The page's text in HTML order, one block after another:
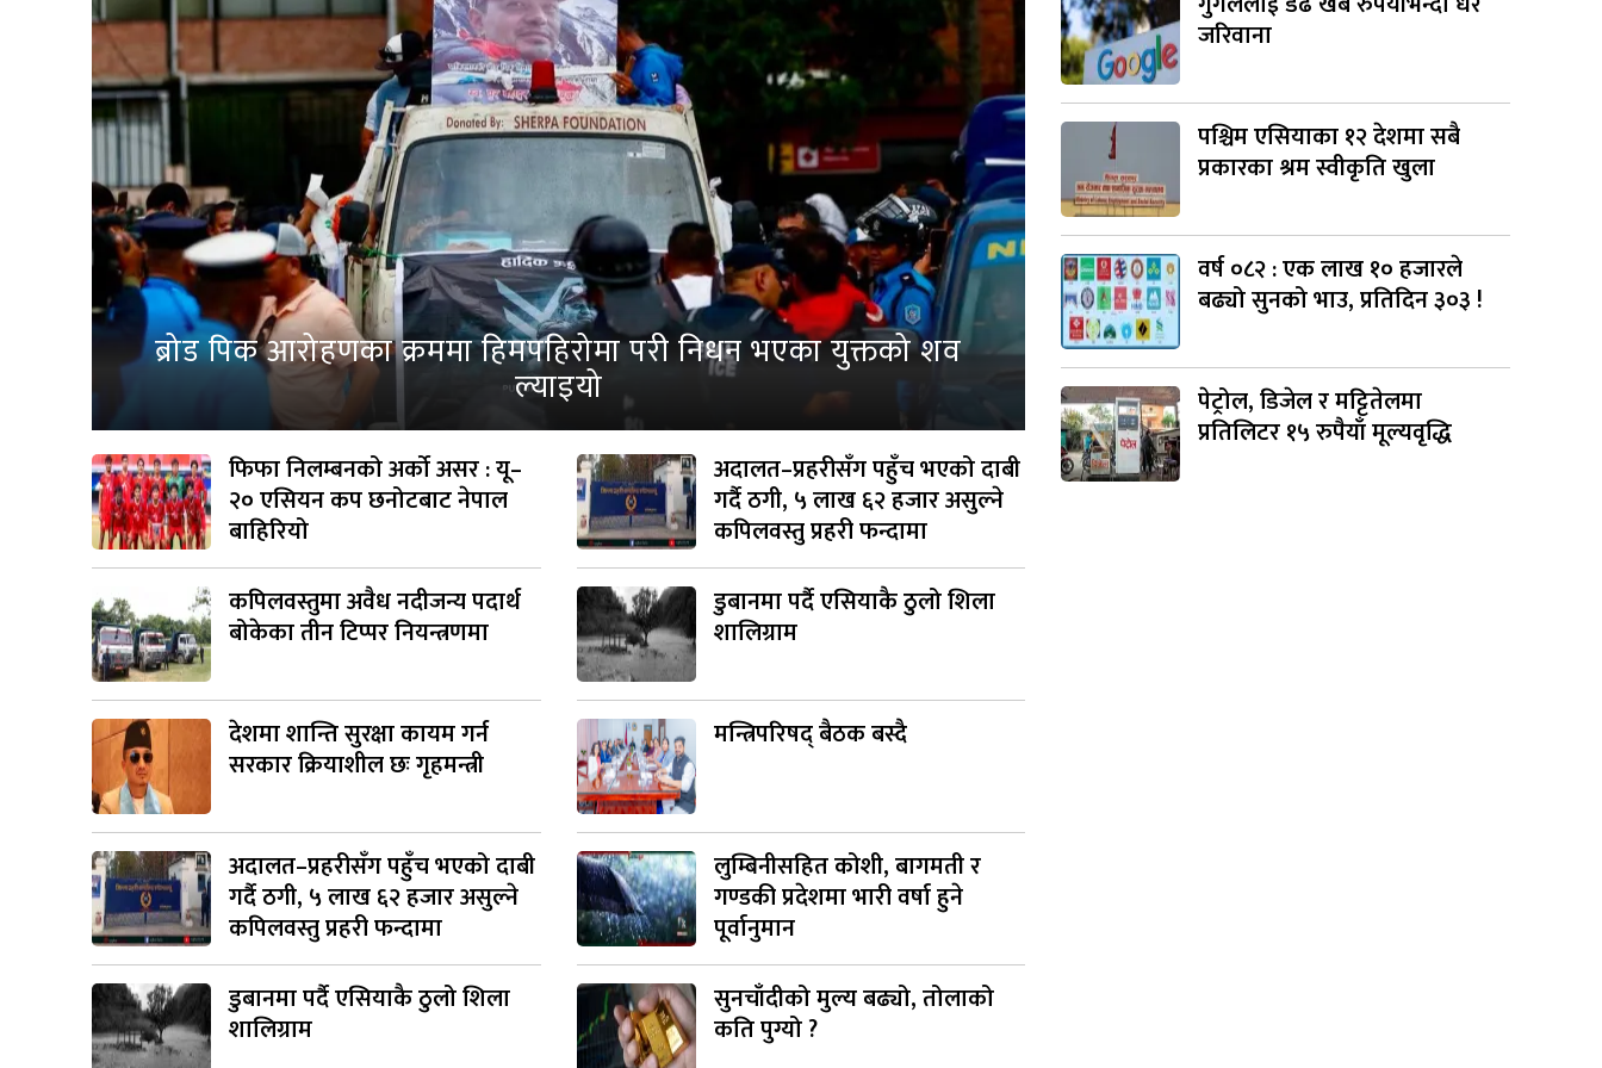
ब्रोड पिक आरोहणका क्रममा हिमपहिरोमा परी निधन भएका युक्तको शव
ल्याइयो
फिफा निलम्बनको अर्को असर : यू–
२० एसियन कप छनोटबाट नेपाल
बाहिरियो
कपिलवस्तुमा अवैध नदीजन्य पदार्थ
बोकेका तीन टिप्पर नियन्त्रणमा
देशमा शान्ति सुरक्षा कायम गर्न
सरकार क्रियाशील छः गृहमन्त्री
अदालत–प्रहरीसँग पहुँच भएको दाबी
गर्दै ठगी, ५ लाख ६२ हजार असुल्ने
कपिलवस्तु प्रहरी फन्दामा
डुबानमा पर्दै एसियाकै ठुलो शिला
शालिग्राम
अदालत–प्रहरीसँग पहुँच भएको दाबी
गर्दै ठगी, ५ लाख ६२ हजार असुल्ने
कपिलवस्तु प्रहरी फन्दामा
डुबानमा पर्दै एसियाकै ठुलो शिला
शालिग्राम
मन्त्रिपरिषद् बैठक बस्दै
लुम्बिनीसहित कोशी, बागमती र
गण्डकी प्रदेशमा भारी वर्षा हुने
पूर्वानुमान
सुनचाँदीको मुल्य बढ्यो, तोलाको
कति पुग्यो ?
जरिवाना
पश्चिम एसियाका १२ देशमा सबै
प्रकारका श्रम स्वीकृति खुला
वर्ष ०८२ : एक लाख १० हजारले
बढ्यो सुनको भाउ, प्रतिदिन ३०३ !
पेट्रोल, डिजेल र मट्टितेलमा
प्रतिलिटर १५ रुपैयाँ मूल्यवृद्धि